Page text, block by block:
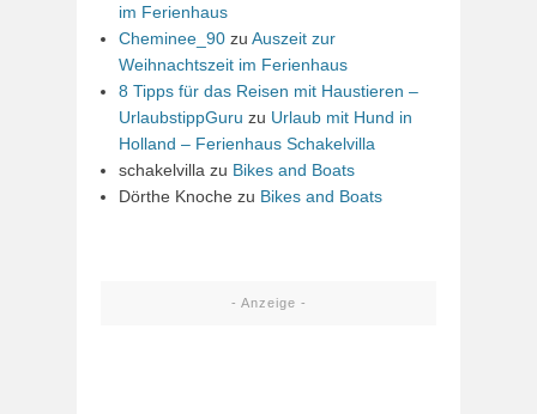
im Ferienhaus
Cheminee_90 zu Auszeit zur
Weihnachtszeit im Ferienhaus
8 Tipps für das Reisen mit Haustieren –
UrlaubstippGuru zu Urlaub mit Hund in
Holland – Ferienhaus Schakelvilla
schakelvilla zu Bikes and Boats
Dörthe Knoche zu Bikes and Boats
- Anzeige -